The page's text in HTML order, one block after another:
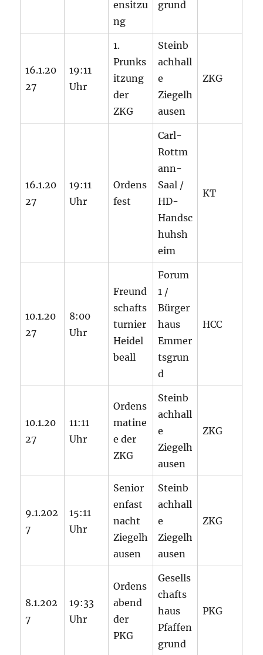
ensitzu
ng
grund
16.1.20
27
19:11
Uhr
1.
Prunks
itzung
der
ZKG
Steinb
achhall
e
Ziegelh
ausen
ZKG
16.1.20
27
19:11
Uhr
Ordens
fest
Carl-
Rottm
ann-
Saal /
HD-
Handsc
huhsh
eim
KT
10.1.20
27
8:00
Uhr
Freund
schafts
turnier
Heidel
beall
Forum
1 /
Bürger
haus
Emmer
tsgrun
d
HCC
10.1.20
27
11:11
Uhr
Ordens
matine
e der
ZKG
Steinb
achhall
e
Ziegelh
ausen
ZKG
9.1.202
7
15:11
Uhr
Senior
enfast
nacht
Ziegelh
ausen
Steinb
achhall
e
Ziegelh
ausen
ZKG
8.1.202
7
19:33
Uhr
Ordens
abend
der
PKG
Gesells
chafts
haus
Pfaffen
grund
PKG